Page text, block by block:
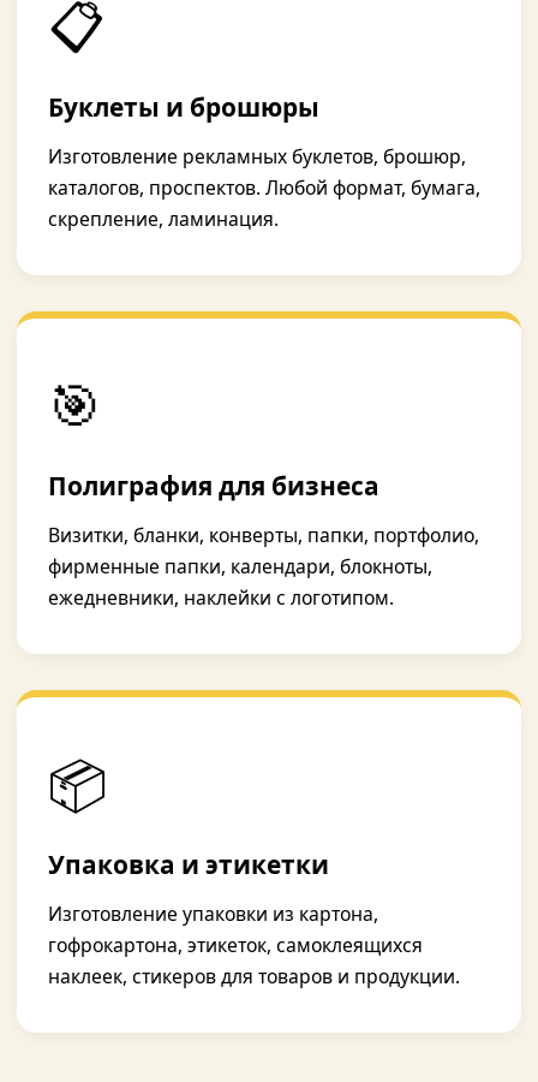
📋
Буклеты и брошюры
Изготовление рекламных буклетов, брошюр,
каталогов, проспектов. Любой формат, бумага,
скрепление, ламинация.
🎯
Полиграфия для бизнеса
Визитки, бланки, конверты, папки, портфолио,
фирменные папки, календари, блокноты,
ежедневники, наклейки с логотипом.
📦
Упаковка и этикетки
Изготовление упаковки из картона,
гофрокартона, этикеток, самоклеящихся
наклеек, стикеров для товаров и продукции.